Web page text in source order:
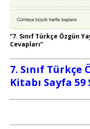
“7. Sınıf Türkçe Özgün
Cevapları”
7. Sınıf Türkçe
Kitabı Sayfa 59